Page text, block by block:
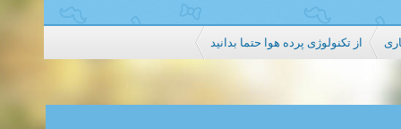
از تکنولوژی پرده هوا حتما بدانید